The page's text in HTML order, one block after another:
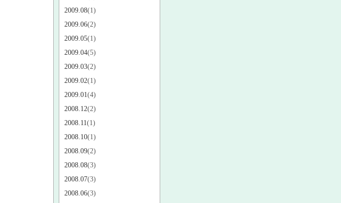
2009.08(1)
2009.06(2)
2009.05(1)
2009.04(5)
2009.03(2)
2009.02(1)
2009.01(4)
2008.12(2)
2008.11(1)
2008.10(1)
2008.09(2)
2008.08(3)
2008.07(3)
2008.06(3)